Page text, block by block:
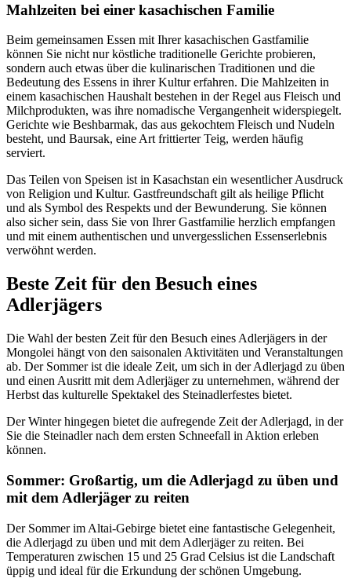
Mahlzeiten bei einer kasachischen Familie
Beim gemeinsamen Essen mit Ihrer kasachischen Gastfamilie
können Sie nicht nur köstliche traditionelle Gerichte probieren,
sondern auch etwas über die kulinarischen Traditionen und die
Bedeutung des Essens in ihrer Kultur erfahren. Die Mahlzeiten in
einem kasachischen Haushalt bestehen in der Regel aus Fleisch und
Milchprodukten, was ihre nomadische Vergangenheit widerspiegelt.
Gerichte wie Beshbarmak, das aus gekochtem Fleisch und Nudeln
besteht, und Baursak, eine Art frittierter Teig, werden häufig
serviert.
Das Teilen von Speisen ist in Kasachstan ein wesentlicher Ausdruck
von Religion und Kultur. Gastfreundschaft gilt als heilige Pflicht
und als Symbol des Respekts und der Bewunderung. Sie können
also sicher sein, dass Sie von Ihrer Gastfamilie herzlich empfangen
und mit einem authentischen und unvergesslichen Essenserlebnis
verwöhnt werden.
Beste Zeit für den Besuch eines
Adlerjägers
Die Wahl der besten Zeit für den Besuch eines Adlerjägers in der
Mongolei hängt von den saisonalen Aktivitäten und Veranstaltungen
ab. Der Sommer ist die ideale Zeit, um sich in der Adlerjagd zu üben
und einen Ausritt mit dem Adlerjäger zu unternehmen, während der
Herbst das kulturelle Spektakel des Steinadlerfestes bietet.
Der Winter hingegen bietet die aufregende Zeit der Adlerjagd, in der
Sie die Steinadler nach dem ersten Schneefall in Aktion erleben
können.
Sommer: Großartig, um die Adlerjagd zu üben und
mit dem Adlerjäger zu reiten
Der Sommer im Altai-Gebirge bietet eine fantastische Gelegenheit,
die Adlerjagd zu üben und mit dem Adlerjäger zu reiten. Bei
Temperaturen zwischen 15 und 25 Grad Celsius ist die Landschaft
üppig und ideal für die Erkundung der schönen Umgebung.